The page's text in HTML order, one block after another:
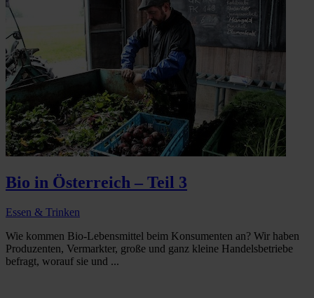
Bio in Österreich – Teil 3
Essen & Trinken
Wie kommen Bio-Lebensmittel beim Konsumenten an? Wir haben
Produzenten, Vermarkter, große und ganz kleine Handelsbetriebe
befragt, worauf sie und ...